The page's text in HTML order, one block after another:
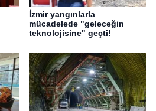
İzmir yangınlarla
mücadelede "geleceğin
teknolojisine" geçti!